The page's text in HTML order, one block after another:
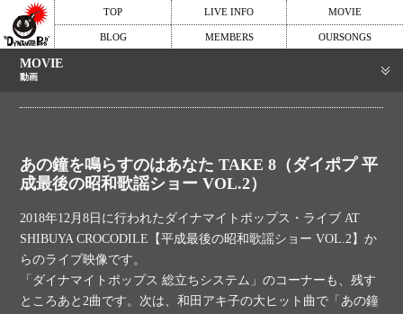
TOP LIVE INFO MOVIE
BLOG MEMBERS OURSONGS
MOVIE
動画
あの鐘を鳴らすのはあなた TAKE 8（ダイポプ 平
成最後の昭和歌謡ショー VOL.2）
2018年12月8日に行われたダイナマイトポップス・ライブ AT
SHIBUYA CROCODILE【平成最後の昭和歌謡ショー VOL.2】か
らのライブ映像です。
「ダイナマイトポップス 総立ちシステム」のコーナーも、残す
ところあと2曲です。次は、和田アキ子の大ヒット曲で「あの鐘